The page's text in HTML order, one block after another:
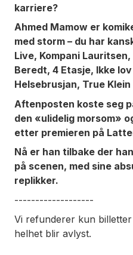
karriere?
Ahmed Mamow er
med storm – du har
Live, Kompani
Beredt, 4 Etasje, Ikke
Helsebrusjan, True Klein
Aftenposten koste seg
den «ulidelig morsom»
etter premieren på
Nå er han tilbake der
på scenen, med sine
replikker.
-------------------
Vi refunderer kun
helhet blir avlyst.